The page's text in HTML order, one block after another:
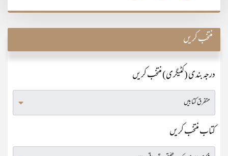
منتخب کریں
درجہ بندی (کٹیگری) منتخب کریں
کتاب منتخب کریں